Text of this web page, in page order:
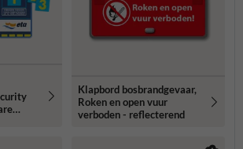
Klapbord bosbrandgevaar,
Roken en open vuur
verboden - reflecterend